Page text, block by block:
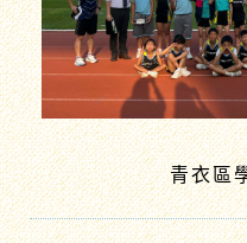
青衣區